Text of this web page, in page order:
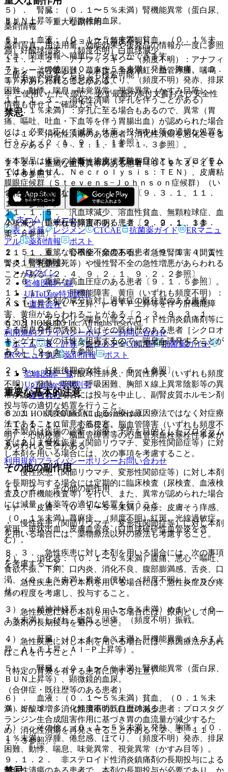
５）． 腎臓：（０．１〜５％未満）腎機能異常（蛋白尿、
ＢＵＮ上昇等）、顕微鏡的血尿。
６）． 血液：（０．１〜５％未満）貧血、（０．１％未
満）好酸球増多、（頻度不明）白血球減少。
７）． その他：（０．１〜５％未満）発熱、胸痛、（０．
１％未満）浮腫、倦怠感、ほてり、（頻度不明）発赤、排尿
困難、動悸、喘息、味覚異常、視覚異常（かすみ目等）。
禁忌
２．１． 消化性潰瘍のある患者［消化性潰瘍を悪化させる
ことがある］〔９．１．１、１１．１．３参照〕。
２．２． 重篤な血液異常のある患者〔９．１．３、１１．
１．５参照〕。
２．３． 重篤な肝障害のある患者〔９．３．１、１１．
１．７参照〕。
２．４． 重篤な腎障害のある患者〔９．２．１、１１．
１．６参照〕。
２．５． 重篤な心機能不全のある患者〔９．１．４、１
１．１．８参照〕。
２．６． 重篤な高血圧症のある患者〔９．１．５参照〕。
２．７． 本剤の成分に対し過敏症の既往歴のある患者。
２．８． アスピリン喘息（非ステロイド性消炎鎮痛剤等に
よる喘息発作の誘発）又はその既往歴のある患者［シクロオ
キシゲナーゼの活性を阻害するので、喘息を誘発することが
ある］〔９．１．６参照〕。
２．９． 妊娠後期の女性〔９．５．１参照〕。
重要な基本的注意
８．１． 消炎鎮痛剤による治療は原因療法ではなく対症療
法であることに留意すること。
８．２． 慢性疾患（関節リウマチ、変形性関節症等）に対
し本剤を用いる場合には、次の事項を考慮すること。
・ 慢性疾患（関節リウマチ、変形性関節症等）に対し本剤
を長期投与する場合には定期的に臨床検査（尿検査、血液検
査及び肝機能検査等）を行い、また、異常が認められた場合
には減量、休薬等の適切な処置を行うこと。
・ 慢性疾患（関節リウマチ、変形性関節症等）に対し本剤
を用いる場合には、薬物療法以外の療法も考慮すること。
８．３． 急性疾患に対し本剤を用いる場合には、次の事項
を考慮すること。
・ 急性疾患に対し本剤を用いる場合には、急性炎症及び疼
痛の程度を考慮し、投与すること。
・ 急性疾患に対し本剤を用いる場合には、原則として同一
の薬剤の長期投与を避けること。
・ 急性疾患に対し本剤を用いる場合には、原因療法があれ
ばこれを行うこと。
（特定の背景を有する患者に関する注意）
（合併症・既往歴等のある患者）
９．１．１． 消化性潰瘍の既往歴のある患者：プロスタグ
ランジン生合成阻害作用に基づき胃の血流量が減少するた
め、消化性潰瘍を再発させることがある〔２．１、１１．
１．３参照〕。
９．１．２． 非ステロイド性消炎鎮痛剤の長期投与による
１１．１． 重大な副作用
１１．１．１． ショック（頻度不明）。
１１．１．２． アナフィラキシー（頻度不明）：アナフィ
ラキシー（呼吸困難、蕁麻疹、全身潮紅、血管浮腫、喘鳴
等）があらわれることがある。
１１．１．３． 消化性潰瘍（穿孔を伴うことがある）
（０．１％未満）：穿孔に至る場合もあるので、異常（胃
痛、嘔吐、吐血・下血等を伴う胃腸出血）が認められた場合
には、必要に応じて減量、休薬、投与中止等の適切な処置を
行うこと〔２．１、９．１．１参照〕。
１１．１．４． 中毒性表皮壊死融解症（Ｔｏｘｉｃ Ｅｐ
ｉｄｅｒｍａｌ Ｎｅｃｒｏｌｙｓｉｓ：ＴＥＮ）、皮膚粘
膜眼症候群（Ｓｔｅｖｅｎｓ−Ｊｏｈｎｓｏｎ症候群）（い
ずれも頻度不明）。
１１．１．５． 汎血球減少、溶血性貧血、無顆粒球症、血
小板減少（いずれも頻度不明）〔２．２、９．１．３参
照〕。
１１．１．６． 腎不全（頻度不明）：急性腎障害（間質性
腎炎、腎乳頭壊死等）や慢性腎不全の急性増悪があらわれる
ことがある〔２．４、９．２．１、９．２．２参照〕。
１１．１．７． 肝機能障害、黄疸（いずれも頻度不明）：
ＡＳＴ上昇、ＡＬＴ上昇、γ−ＧＴＰ上昇等を伴う肝機能障
害、黄疸があらわれることがある〔２．３、９．３．１、
９．３．２参照〕。
１１．１．８． うっ血性心不全（頻度不明）〔２．５、
９．１．４参照〕。
１１．１．９． 好酸球性肺炎、間質性肺炎（いずれも頻度
不明）：発熱、咳嗽、呼吸困難、胸部Ｘ線上異常陰影等の異
常が認められた場合には投与を中止し、副腎皮質ホルモン剤
投与等の適切な処置を行うこと。
１１．１．１０． 心筋梗塞、脳血管障害（いずれも頻度不
明）：心筋梗塞、脳血管障害等の心血管系血栓塞栓性事象が
あらわれることがある。
その他の副作用
１１．２． その他の副作用
１）． 皮膚：（０．１〜５％未満）発疹、皮膚そう痒感、
（０．１％未満）蕁麻疹、（頻度不明）紅斑、光線過敏症、
紫斑、斑状出血、皮膚血管炎（白血球破砕性血管炎を含
む）。
２）． 消化器：（０．１〜５％未満）腹痛、悪心・嘔吐、
食欲不振、下痢、口内炎、消化不良、腹部膨満感、舌炎、口
渇、（０．１％未満）胃炎、便秘、（頻度不明）しゃっく
り。
３）． 精神神経系：（０．１〜５％未満）めまい、（０．
１％未満）しびれ、眠気、頭痛、（頻度不明）振戦。
４）． 肝臓：（０．１〜５％未満）肝機能異常（ＡＳＴ上
昇、ＡＬＴ上昇、Ａｌ−Ｐ上昇等）。
５）． 腎臓：（０．１〜５％未満）腎機能異常（蛋白尿、
ＢＵＮ上昇等）、顕微鏡的血尿。
６）． 血液：（０．１〜５％未満）貧血、（０．１％未
満）好酸球増多、（頻度不明）白血球減少。
７）． その他：（０．１〜５％未満）発熱、胸痛、（０．
１％未満）浮腫、倦怠感、ほてり、（頻度不明）発赤、排尿
困難、動悸、喘息、味覚異常、視覚異常（かすみ目等）。
薬剤情報
薬剤写真、用法用量、効能効果や後発品の情報が一度に参照
でき、関連情報へ簡単にアクセスができます。
一般名、製品名どちらでも検索可能！
※ ご使用いただく際に、必ず最新の添付文書および安全性
情報も併せてご確認下さい。
※本製品は疾病の診断・治療・予防を目的としたプログラム
ではありません。
ホーム
ノート
表・計算
レジメン CTCAE 抗菌薬ガイド
ERマニュ
アル
薬剤情報 ポスト
新規登録
ログイン
監修医師一覧
UpToDate特別割引
運営会社
© 2021 HOKUTO Inc. All rights reserved.
利用規約プライバシーポリシーお問い合わせ
ホーム
表・計算 レジメン CTCAE
抗菌薬ガイド
ERマニュアル
薬剤情報 ポスト
監修医師一覧
UpToDate特別割引
運営会社
© 2021 HOKUTO Inc. All rights reserved.
※本製品は疾病の診断・治療・予防を目的としたプログラム
ではありません。
利用規約プライバシーポリシーお問い合わせ